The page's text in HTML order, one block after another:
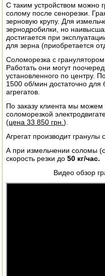
СОКОВАРКИ
ТОВАРЫ ДЛЯ ЗИМЫ
ДЛЯ ФЕРМЕРА
ОБОРУДОВАНИЕ
ДОИЛЬНЫЕ
СРЕДСТВА ОТ
ПОСУДА ДЛЯ КУХНИ
ДУШ ДЛЯ ДАЧИ И
МАНГАЛЫ,
С таким устройством можно
солому после сенорезки.
зерновую крупу. Для
зернодробилки, но
достигается при
для зерна (приобретается
Соломорезка с
Работать они могут
установленного по центру.
1500 об/мин достаточно для
агрегатов.
По заказу клиента мы можем
соломорезкой
(цена 33 850 грн.).
Агрегат производит гранулы
А при измельчении соломы
скорость резки до50 кг/час.
Видео обзор